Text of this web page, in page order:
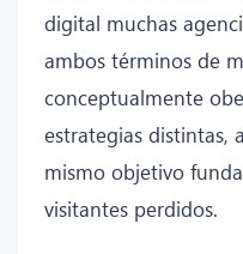
digital muchas
ambos términos de
conceptualmente
estrategias distintas,
mismo objetivo
visitantes perdidos.